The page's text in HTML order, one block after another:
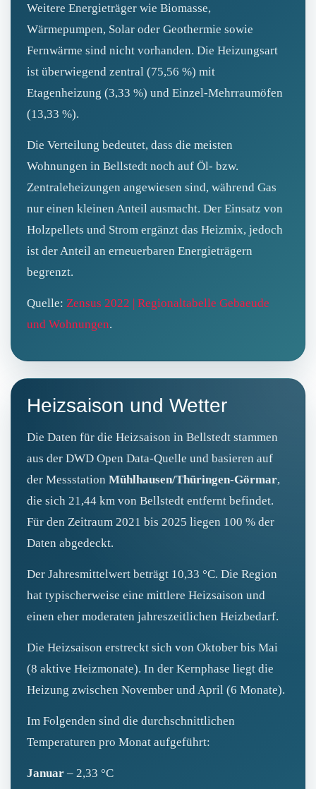
Weitere Energieträger wie Biomasse,
Wärmepumpen, Solar oder Geothermie sowie
Fernwärme sind nicht vorhanden. Die Heizungsart
ist überwiegend zentral (75,56 %) mit
Etagenheizung (3,33 %) und Einzel‑Mehrraumöfen
(13,33 %).
Die Verteilung bedeutet, dass die meisten
Wohnungen in Bellstedt noch auf Öl- bzw.
Zentraleheizungen angewiesen sind, während Gas
nur einen kleinen Anteil ausmacht. Der Einsatz von
Holzpellets und Strom ergänzt das Heizmix, jedoch
ist der Anteil an erneuerbaren Energieträgern
begrenzt.
Quelle: Zensus 2022 | Regionaltabelle Gebaeude
und Wohnungen.
Heizsaison und Wetter
Die Daten für die Heizsaison in Bellstedt stammen
aus der DWD Open Data‑Quelle und basieren auf
der Messstation Mühlhausen/Thüringen-Görmar,
die sich 21,44 km von Bellstedt entfernt befindet.
Für den Zeitraum 2021 bis 2025 liegen 100 % der
Daten abgedeckt.
Der Jahresmittelwert beträgt 10,33 °C. Die Region
hat typischerweise eine mittlere Heizsaison und
einen eher moderaten jahreszeitlichen Heizbedarf.
Die Heizsaison erstreckt sich von Oktober bis Mai
(8 aktive Heizmonate). In der Kernphase liegt die
Heizung zwischen November und April (6 Monate).
Im Folgenden sind die durchschnittlichen
Temperaturen pro Monat aufgeführt:
Januar – 2,33 °C